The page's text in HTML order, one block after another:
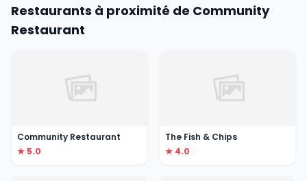
Restaurants à proximité de Community
Restaurant
Community Restaurant
★ 5.0
The Fish & Chips
★ 4.0